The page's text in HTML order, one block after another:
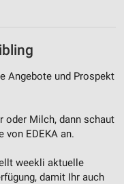
Angebote und Prospekt
oder Milch, dann schaut
von EDEKA an.
weekli aktuelle
damit Ihr auch